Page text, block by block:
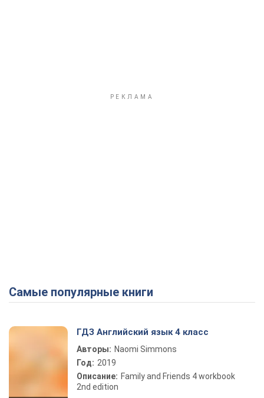
Самые популярные книги
ГДЗ Английский язык 4 класс
Авторы: Naomi Simmons
Год: 2019
Описание: Family and Friends 4 workbook
2nd edition